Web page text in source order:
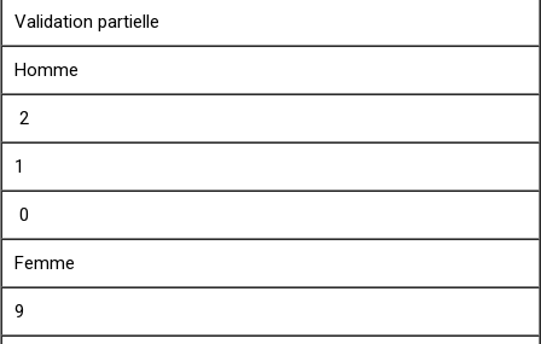
Validation partielle
Homme
2
1
0
Femme
9